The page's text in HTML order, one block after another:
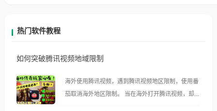
热门软件教程
如何突破腾讯视频地域限制
海外使用腾讯视频，遇到腾讯视频地区限制，使用番
茄取消海外地区限制。 当在海外打开腾讯视频，却突